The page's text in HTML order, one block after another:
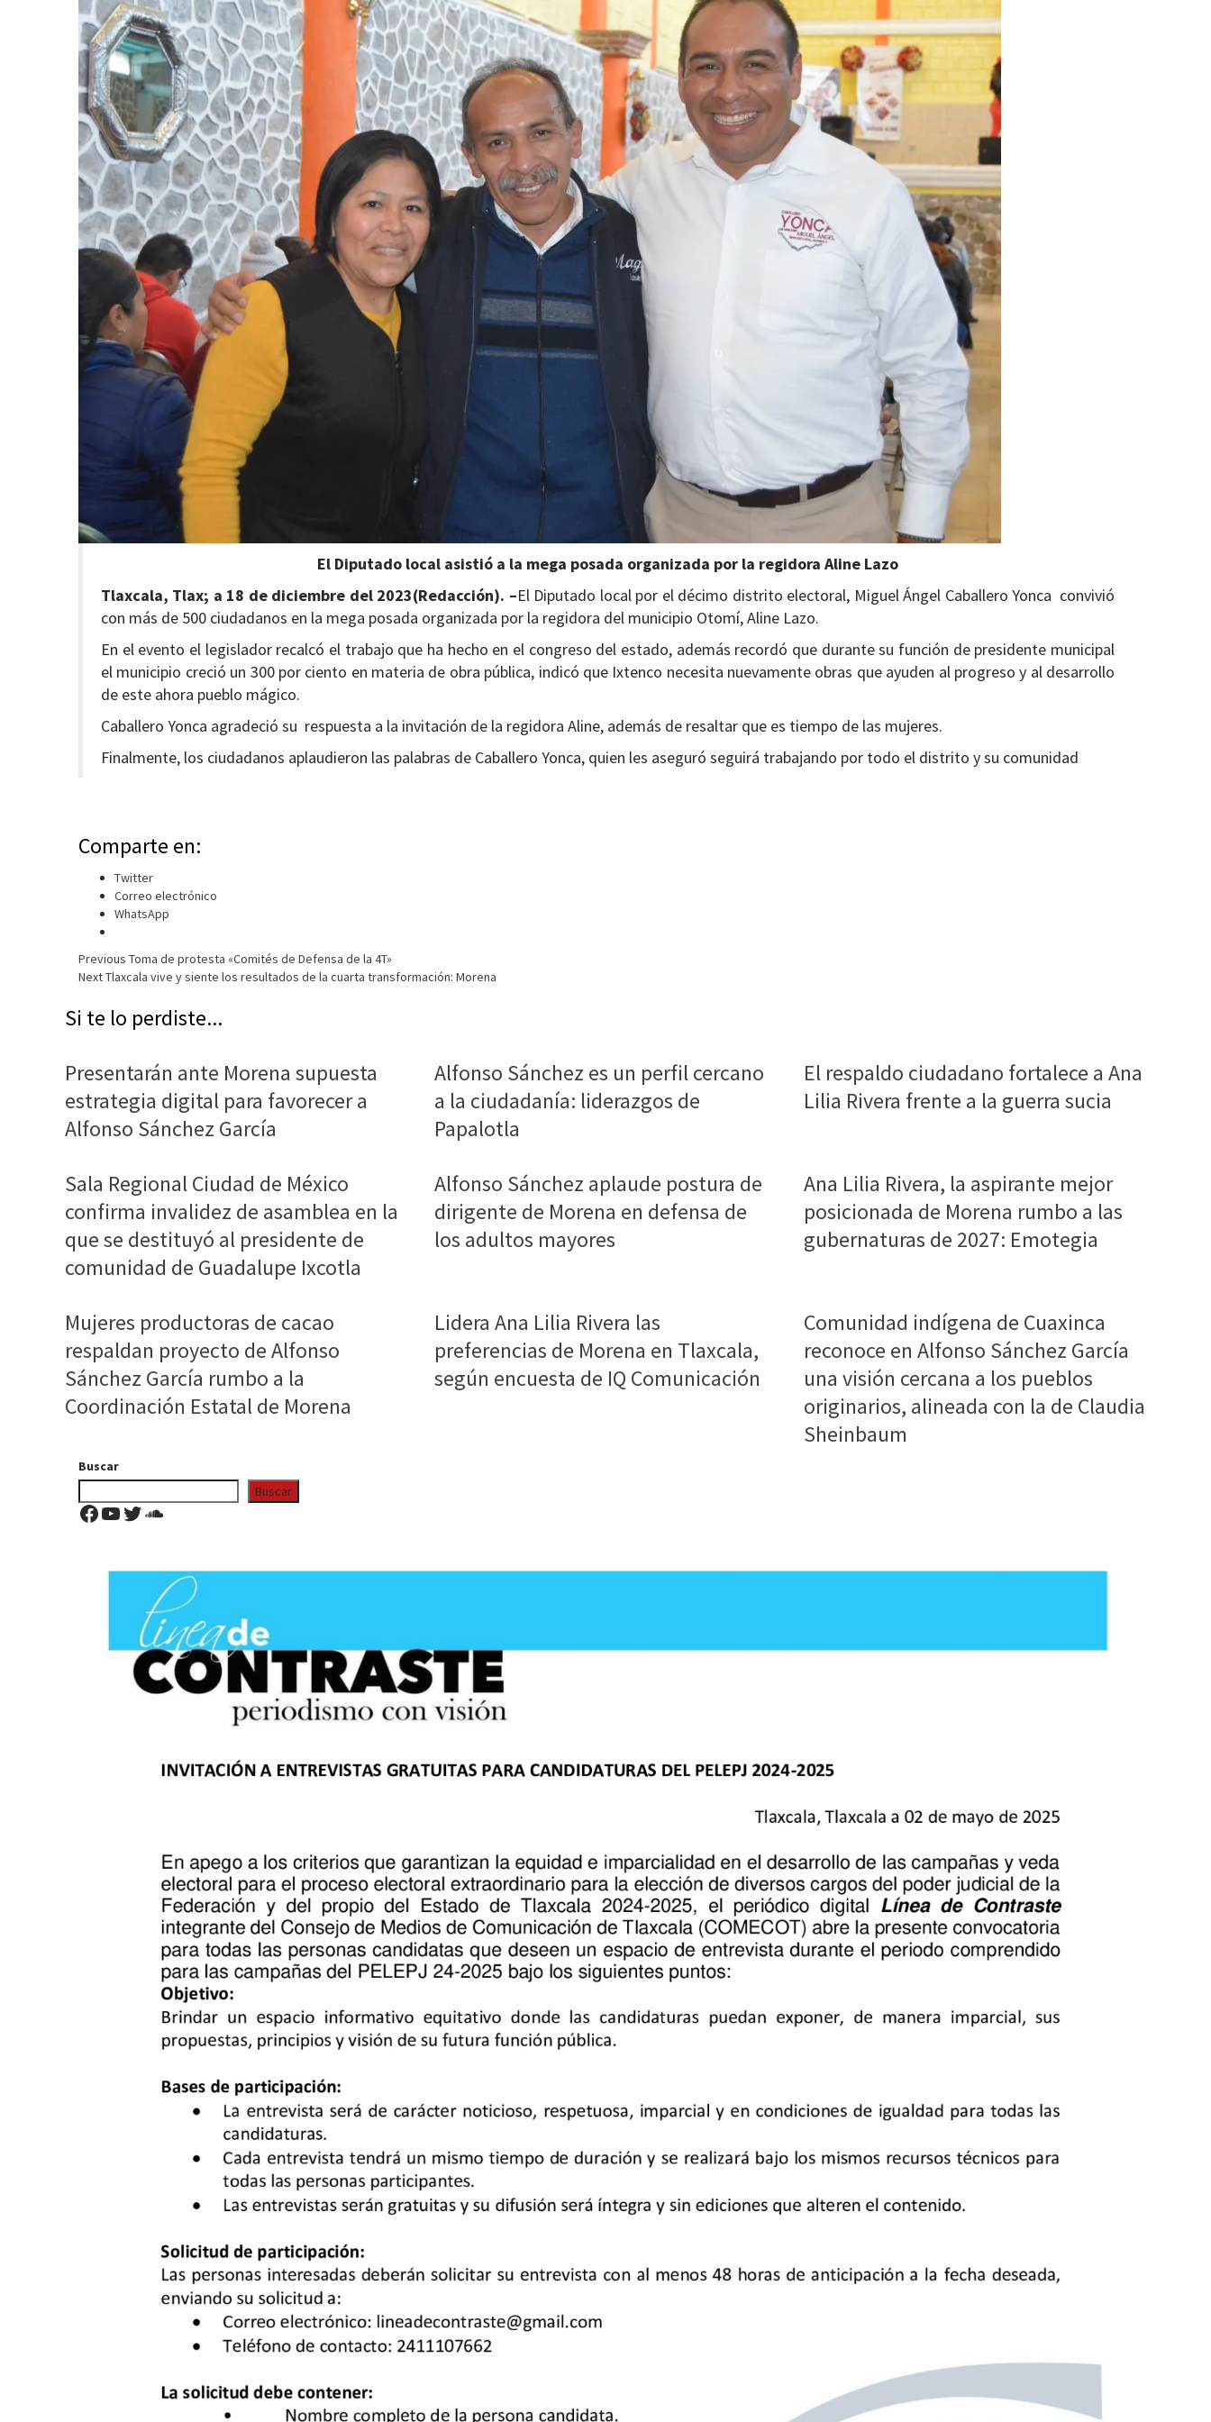
El Diputado local asistió a la mega posada organizada por la regidora Aline Lazo
Tlaxcala, Tlax; a 18 de diciembre del 2023(Redacción). –El Diputado local por el décimo distrito electoral, Miguel Ángel Caballero Yonca convivió
con más de 500 ciudadanos en la mega posada organizada por la regidora del municipio Otomí, Aline Lazo.
En el evento el legislador recalcó el trabajo que ha hecho en el congreso del estado, además recordó que durante su función de presidente municipal
el municipio creció un 300 por ciento en materia de obra pública, indicó que Ixtenco necesita nuevamente obras que ayuden al progreso y al desarrollo
de este ahora pueblo mágico.
Caballero Yonca agradeció su respuesta a la invitación de la regidora Aline, además de resaltar que es tiempo de las mujeres.
Finalmente, los ciudadanos aplaudieron las palabras de Caballero Yonca, quien les aseguró seguirá trabajando por todo el distrito y su comunidad
Comparte en:
Twitter
Correo electrónico
WhatsApp
Continue
Reading
Previous Toma de protesta «Comités de Defensa de la 4T»
NextTlaxcala vive y siente los resultados de la cuarta transformación: Morena
Si te lo perdiste...
Presentarán ante Morena supuesta
estrategia digital para favorecer a
Alfonso Sánchez García
Alfonso Sánchez es un perfil cercano
a la ciudadanía: liderazgos de
Papalotla
El respaldo ciudadano fortalece a Ana
Lilia Rivera frente a la guerra sucia
Sala Regional Ciudad de México
confirma invalidez de asamblea en la
que se destituyó al presidente de
comunidad de Guadalupe Ixcotla
Alfonso Sánchez aplaude postura de
dirigente de Morena en defensa de
los adultos mayores
Ana Lilia Rivera, la aspirante mejor
posicionada de Morena rumbo a las
gubernaturas de 2027: Emotegia
Mujeres productoras de cacao
respaldan proyecto de Alfonso
Sánchez García rumbo a la
Coordinación Estatal de Morena
Lidera Ana Lilia Rivera las
preferencias de Morena en Tlaxcala,
según encuesta de IQ Comunicación
Comunidad indígena de Cuaxinca
reconoce en Alfonso Sánchez García
una visión cercana a los pueblos
originarios, alineada con la de Claudia
Sheinbaum
Buscar
Buscar
Facebook
YouTube
Twitter
SoundCloud